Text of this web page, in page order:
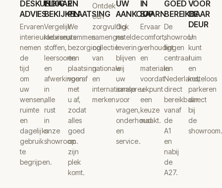
DESKUNDIG
ADVIES
Ervaren
interieuradviseurs
nemen
de
tijd
om
uw
wensen,
ruimte
en
dagelijks
gebruik
te
begrijpen.
ELKAAR
BEKIJKEN
Vergelijk
kleuren,
stoffen,
leersoorten
en
afwerkingen
in
alle
rust
in
onze
showroom.
EN
PLAATSING
We
stemmen
bezorging
en
plaatsing
vooraf
met
u af,
zodat
alles
goed
op
zijn
plek
komt.
Ontdek
een
zorgvuldig
samengestelde
collectie
van
nationale
en
internationale
merken.
UW
AANKOOP
Ook
na
levering
blijven
wij
uw
aanspreekpunt
voor
vragen,
onderhoud
en
service.
IN
BAARN
Ervaar
comfort,
verhoudingen
en
materialen
voordat
u
een
keuze
maakt.
GOED
BEREIKBAAR
De
showroom
ligt
centraal
in
Nederland,
direct
bereikbaar
vanaf
de
A1
en
nabij
de
A27.
VOOR
DE
DEUR
U
kunt
ruim
en
kosteloos
parkeren
direct
bij
de